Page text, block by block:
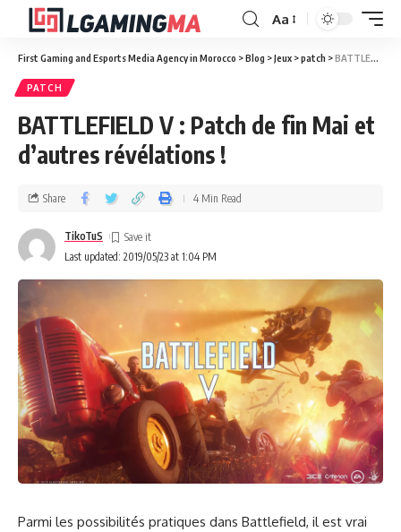
Aa
First Gaming and Esports Media Agency in Morocco >Blog >Jeux >patch >BATTLEFIELD V : Patch de fin Mai et d’autres révélations !
PATCH
BATTLEFIELD V : Patch de fin Mai et
d’autres révélations !
Last updated: 2019/05/23 at 1:04 PM
TikoTuS
Share 4 Min Read
Parmi les possibilités pratiques dans Battlefield, il est vrai